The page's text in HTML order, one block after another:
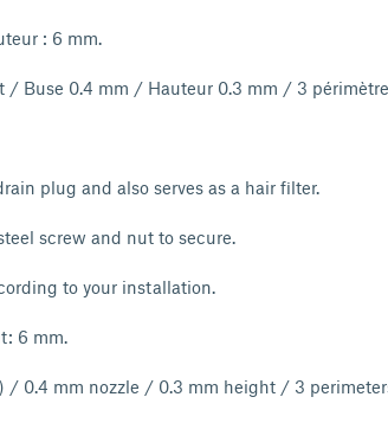
: 6 mm.
/ Buse 0.4 mm / Hauteur 0.3 mm / 3
plug and also serves as a hair filter.
screw and nut to secure.
to your installation.
6 mm.
/ 0.4 mm nozzle / 0.3 mm height / 3